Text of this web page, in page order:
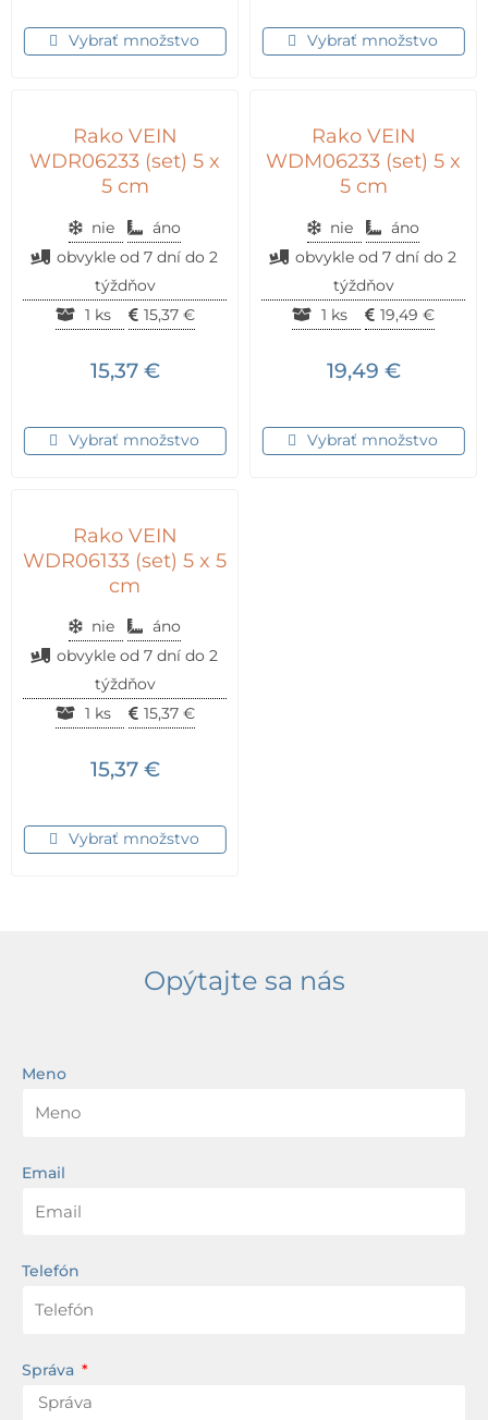
Vybrať množstvo Vybrať množstvo
Rako VEIN
WDR06233 (set) 5 x
5 cm
nie
áno
obvykle od 7 dní do 2
týždňov
1 ks
15,37 €
15,37 €
Vybrať množstvo
Rako VEIN
WDM06233 (set) 5 x
5 cm
nie
áno
obvykle od 7 dní do 2
týždňov
1 ks
19,49 €
19,49 €
Vybrať množstvo
Rako VEIN
WDR06133 (set) 5 x 5
cm
nie
áno
obvykle od 7 dní do 2
týždňov
1 ks
15,37 €
15,37 €
Vybrať množstvo
Opýtajte sa nás
Meno
Email
Telefón
Správa